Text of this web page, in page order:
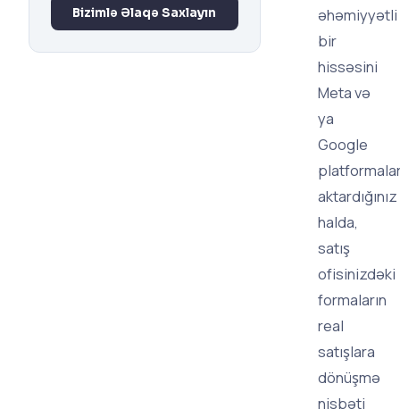
Bizimlə Əlaqə Saxlayın
əhəmiyyətli
bir
hissəsini
Meta və
ya
Google
aktardığınız
halda,
satış
ofisinizdəki
formaların
real
satışlara
dönüşmə
nisbəti